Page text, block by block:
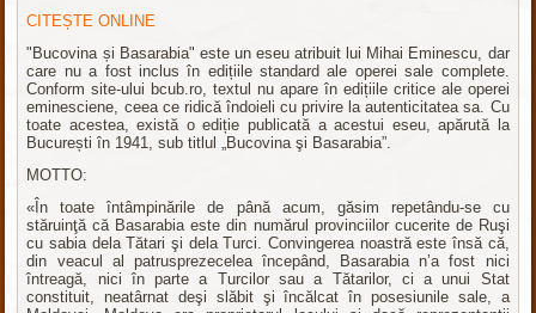
CITEȘTE ONLINE
"Bucovina și Basarabia" este un eseu atribuit lui Mihai Eminescu, dar
care nu a fost inclus în edițiile standard ale operei sale complete.
Conform site-ului bcub.ro, textul nu apare în edițiile critice ale operei
eminesciene, ceea ce ridică îndoieli cu privire la autenticitatea sa. Cu
toate acestea, există o ediție publicată a acestui eseu, apărută la
București în 1941, sub titlul „Bucovina şi Basarabia”.
MOTTO:
«În toate întâmpinările de până acum, găsim repetându-se cu
stăruinţă că Basarabia este din numărul provinciilor cucerite de Ruşi
cu sabia dela Tătari şi dela Turci. Convingerea noastră este însă că,
din veacul al patrusprezecelea începând, Basarabia n’a fost nici
întreagă, nici în parte a Turcilor sau a Tătarilor, ci a unui Stat
constituit, neatârnat deşi slăbit şi încălcat în posesiunile sale, a